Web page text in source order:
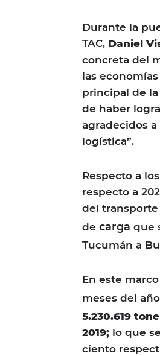
Durante la
TAC, Daniel
concreta del
las
principal de
de haber
agradecidos
logística”.
Respecto a
respecto a
del
de carga que
Tucumán a
En este
meses del año
5.230.619
2019; lo que
ciento